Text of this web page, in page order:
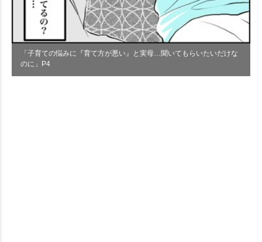
「子育ての悩みに『育て方が悪い』と実母…聞いてもらいたいだけな
のに」P4